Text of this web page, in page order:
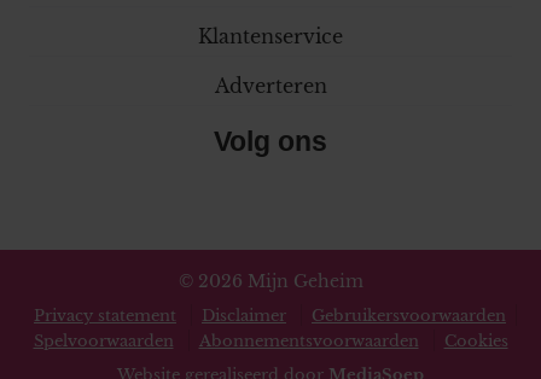
Klantenservice
Adverteren
Volg ons
© 2026 Mijn Geheim
Privacy statement Disclaimer
Gebruikersvoorwaarden
Spelvoorwaarden
Abonnementsvoorwaarden
Cookies
Website gerealiseerd door MediaSoep